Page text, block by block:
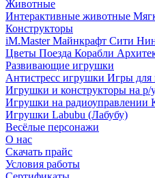
Животные
Интерактивные животные
Конструкторы
iM.Master Майнкрафт Сити
Цветы Поезда Корабли
Развивающие игрушки
Антистресс игрушки Игры для
Игрушки и конструкторы на р/
Игрушки на радиоуправлении
Игрушки Labubu (Лабубу)
Весёлые персонажи
О нас
Скачать прайс
Условия работы